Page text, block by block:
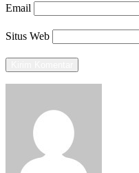
Email
Situs Web